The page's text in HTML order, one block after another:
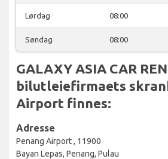
Lørdag 08:00
Søndag 08:00
GALAXY ASIA CAR
bilutleiefirmaets
Airport finnes:
Adresse
Penang Airport , 11900
Bayan Lepas, Penang, Pulau